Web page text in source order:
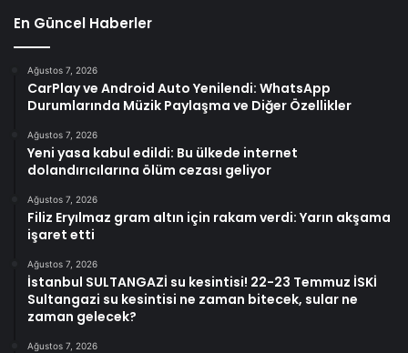
En Güncel Haberler
Ağustos 7, 2026
CarPlay ve Android Auto Yenilendi: WhatsApp
Durumlarında Müzik Paylaşma ve Diğer Özellikler
Ağustos 7, 2026
Yeni yasa kabul edildi: Bu ülkede internet
dolandırıcılarına ölüm cezası geliyor
Ağustos 7, 2026
Filiz Eryılmaz gram altın için rakam verdi: Yarın akşama
işaret etti
Ağustos 7, 2026
İstanbul SULTANGAZİ su kesintisi! 22-23 Temmuz İSKİ
Sultangazi su kesintisi ne zaman bitecek, sular ne
zaman gelecek?
Ağustos 7, 2026